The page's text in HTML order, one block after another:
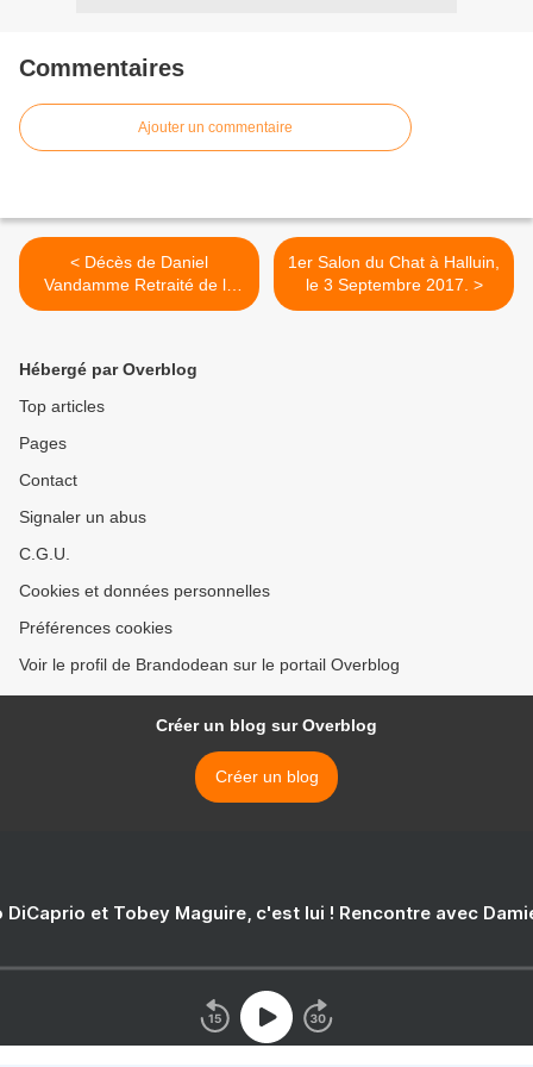
Commentaires
Ajouter un commentaire
< Décès de Daniel
Vandamme Retraité de la
Ville d'Halluin (1936 -
1er Salon du Chat à Halluin,
le 3 Septembre 2017. >
Hébergé par Overblog
Top articles
Pages
Contact
Signaler un abus
C.G.U.
Cookies et données personnelles
Préférences cookies
Voir le profil de Brandodean sur le portail Overblog
Créer un blog sur Overblog
Créer un blog
DiCaprio et Tobey Maguire, c'est lui ! Rencontre avec